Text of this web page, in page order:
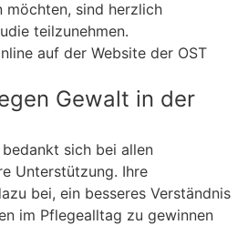
möchten, sind herzlich
teilzunehmen.
auf der Website der OST
Gewalt in der
sich bei allen
Unterstützung. Ihre
bei, ein besseres Verständnis
im Pflegealltag zu gewinnen